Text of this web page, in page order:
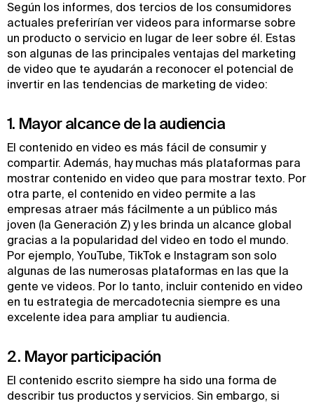
Según los informes, dos tercios de los consumidores
actuales preferirían ver videos para informarse sobre
un producto o servicio en lugar de leer sobre él. Estas
son algunas de las principales ventajas del marketing
de video que te ayudarán a reconocer el potencial de
invertir en las tendencias de marketing de video:
1. Mayor alcance de la audiencia
El contenido en video es más fácil de consumir y
compartir. Además, hay muchas más plataformas para
mostrar contenido en video que para mostrar texto. Por
otra parte, el contenido en video permite a las
empresas atraer más fácilmente a un público más
joven (la Generación Z) y les brinda un alcance global
gracias a la popularidad del video en todo el mundo.
Por ejemplo, YouTube, TikTok e Instagram son solo
algunas de las numerosas plataformas en las que la
gente ve videos. Por lo tanto, incluir contenido en video
en tu estrategia de mercadotecnia siempre es una
excelente idea para ampliar tu audiencia.
2. Mayor participación
El contenido escrito siempre ha sido una forma de
describir tus productos y servicios. Sin embargo, si